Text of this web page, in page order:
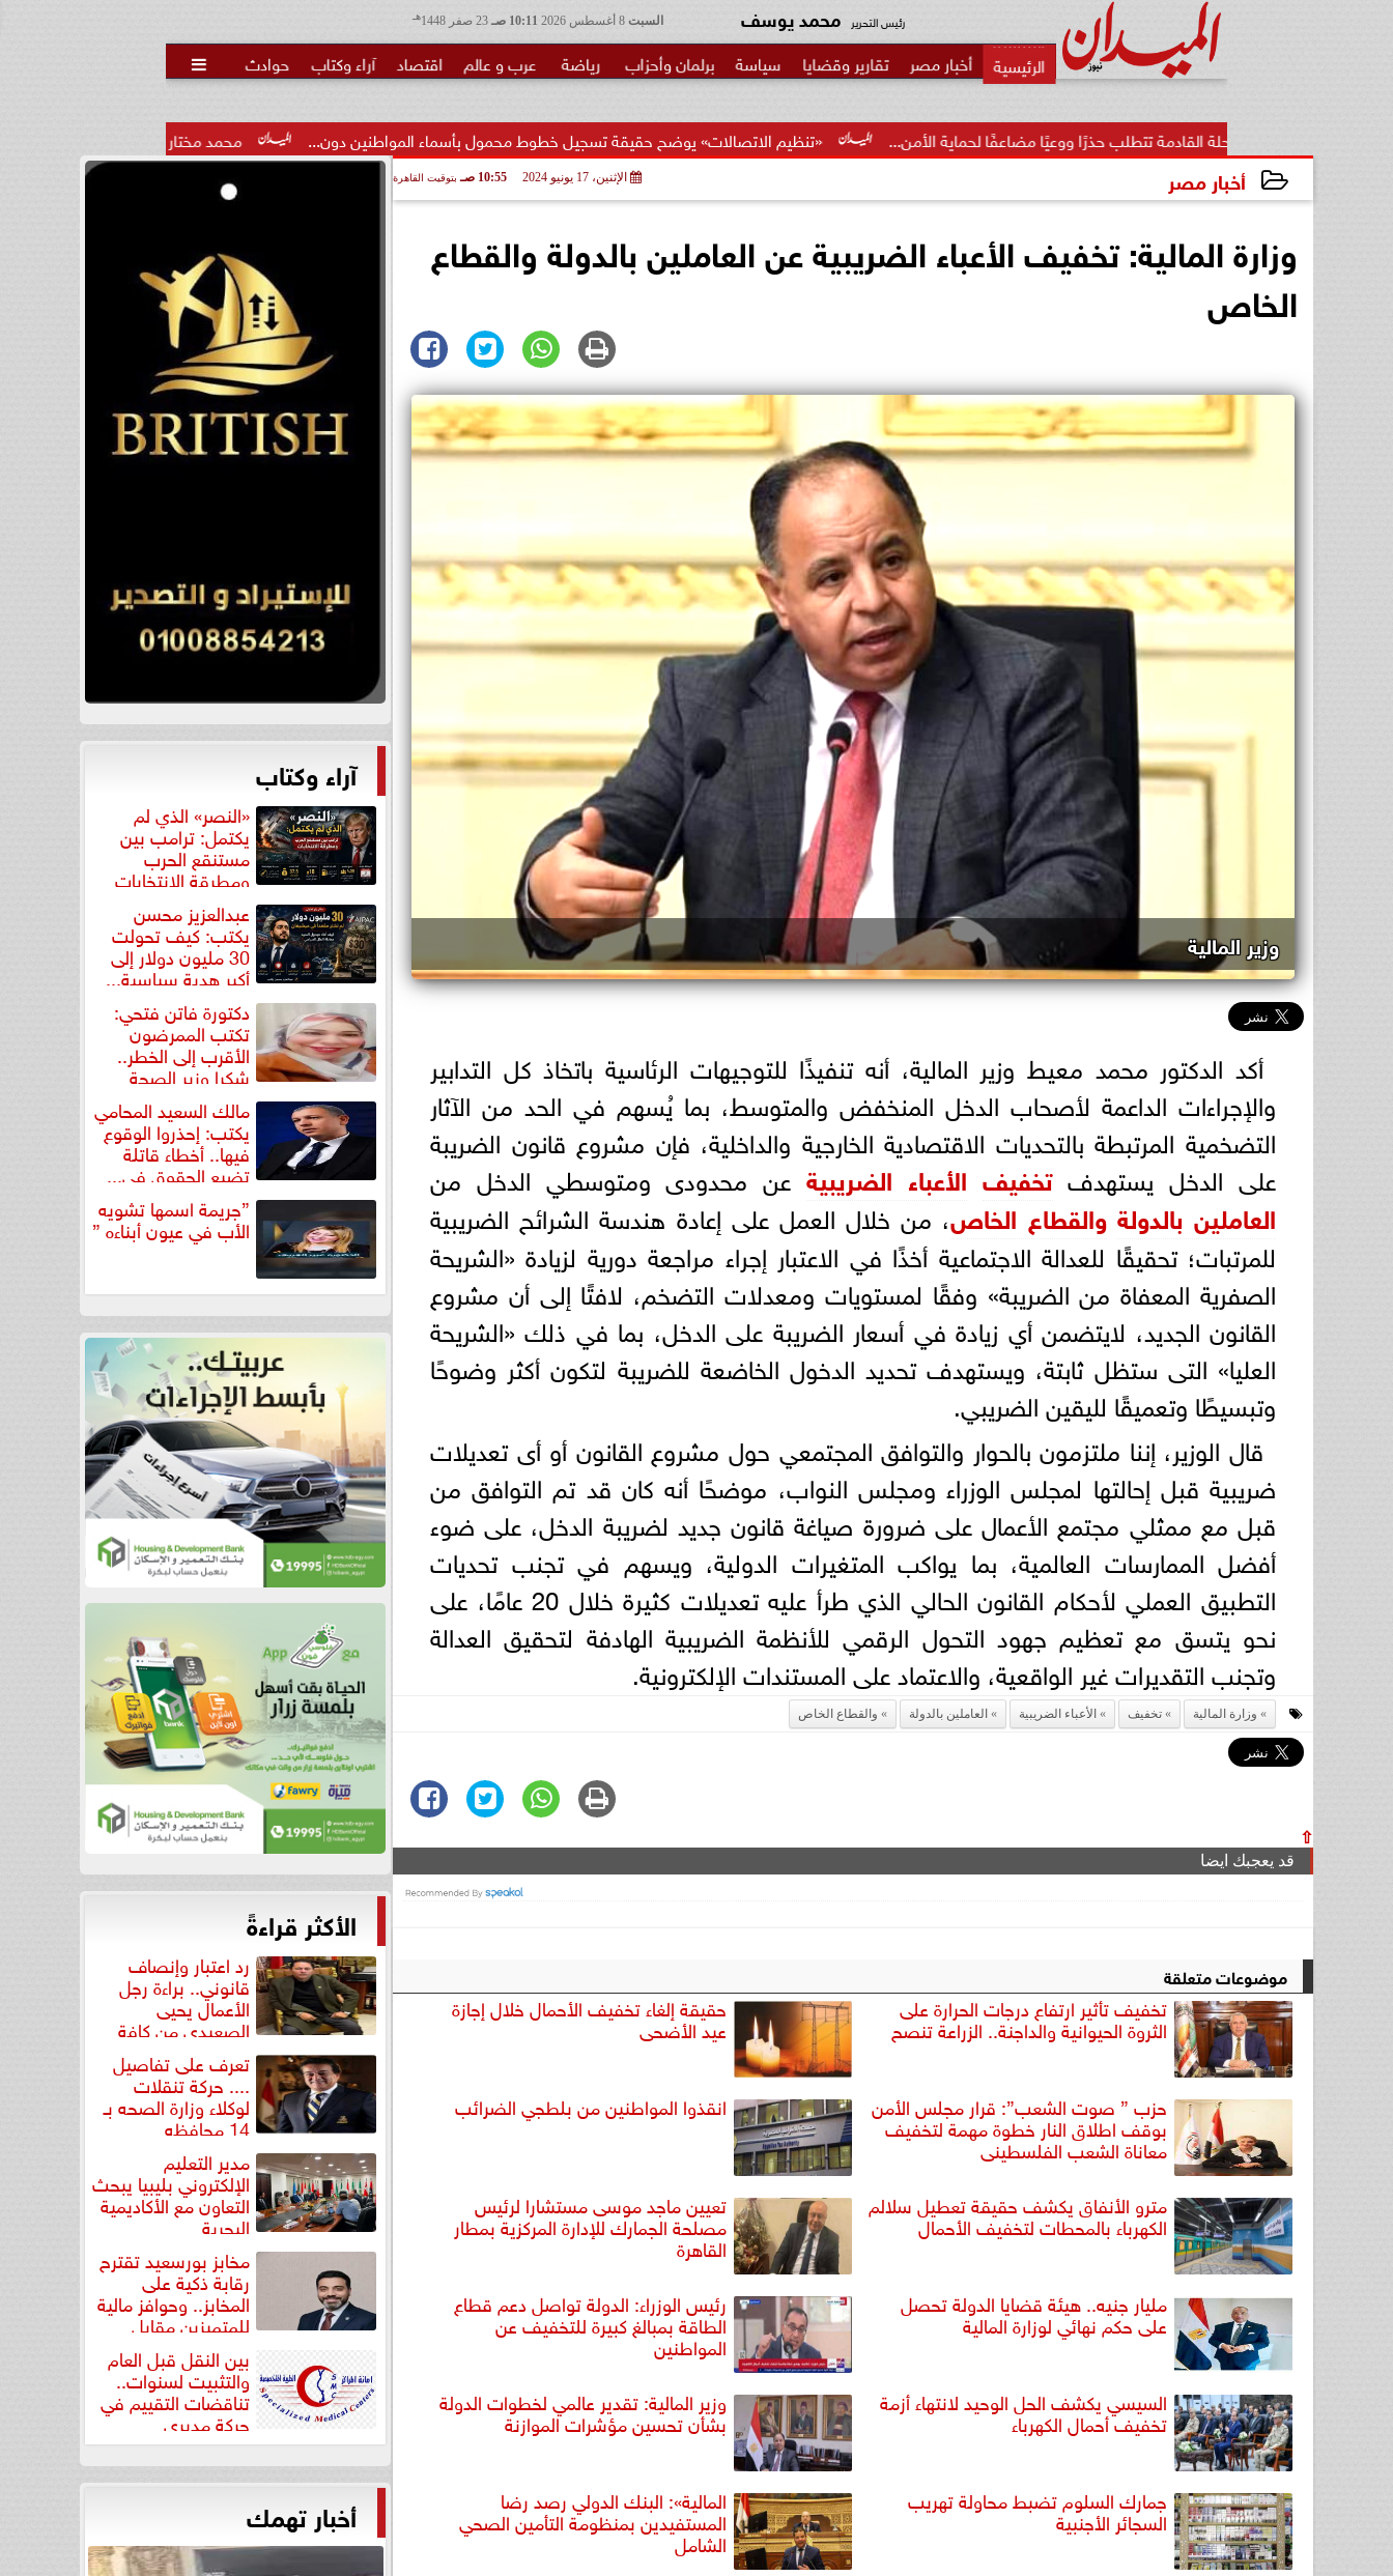
السبت 10:11 صـ هـ رئيس التحرير محمد يوسف
أخبار مصر تقارير وقضايا سياسة برلمان وأحزاب رياضة عرب و عالم اقتصاد آراء وكتاب حوادث 
محمد مختار جمعة: بدل البطالة يجب ألا يتحول لمنحة «تنظيم الاتصالات» يوضح حقيقة تسجيل خطوط محمول بأسماء المواطنين دون... المرحلة القادمة تتطلب حذرًا ووعيًا مضاعفًا لحماية الأمن...
أخبار مصر الإثنين، 17 يونيو 2024 10:55 صـ بتوقيت القاهرة
وزارة المالية: تخفيف الأعباء الضريبية عن العاملين بالدولة والقطاع
الخاص
وزير المالية
أكد الدكتور محمد معيط وزير المالية، أنه تنفيذًا للتوجيهات الرئاسية باتخاذ كل التدابير
والإجراءات الداعمة لأصحاب الدخل المنخفض والمتوسط، بما يُسهم في الحد من الآثار
التضخمية المرتبطة بالتحديات الاقتصادية الخارجية والداخلية، فإن مشروع قانون الضريبة
على الدخل يستهدفتخفيف الأعباء الضريبية عن محدودى ومتوسطي الدخل من
العاملين بالدولة والقطاع الخاص، من خلال العمل على إعادة هندسة الشرائح الضريبية
للمرتبات؛ تحقيقًا للعدالة الاجتماعية أخذًا في الاعتبار إجراء مراجعة دورية لزيادة «الشريحة
الصفرية المعفاة من الضريبة» وفقًا لمستويات ومعدلات التضخم، لافتًا إلى أن مشروع
القانون الجديد، لايتضمن أي زيادة في أسعار الضريبة على الدخل، بما في ذلك «الشريحة
العليا» التى ستظل ثابتة، ويستهدف تحديد الدخول الخاضعة للضريبة لتكون أكثر وضوحًا
وتبسيطًا وتعميقًا لليقين الضريبي.
قال الوزير، إننا ملتزمون بالحوار والتوافق المجتمعي حول مشروع القانون أو أى تعديلات
ضريبية قبل إحالتها لمجلس الوزراء ومجلس النواب، موضحًا أنه كان قد تم التوافق من
قبل مع ممثلي مجتمع الأعمال على ضرورة صياغة قانون جديد لضريبة الدخل، على ضوء
أفضل الممارسات العالمية، بما يواكب المتغيرات الدولية، ويسهم في تجنب تحديات
التطبيق العملي لأحكام القانون الحالي الذي طرأ عليه تعديلات كثيرة خلال 20 عامًا، على
نحو يتسق مع تعظيم جهود التحول الرقمي للأنظمة الضريبية الهادفة لتحقيق العدالة
وتجنب التقديرات غير الواقعية، والاعتماد على المستندات الإلكترونية.
وزارة المالية تخفيف الأعباء الضريبية العاملين بالدولة والقطاع الخاص
⇧
قد يعجبك ايضا
موضوعات متعلقة
تخفيف تأثير ارتفاع درجات الحرارة على
الثروة الحيوانية والداجنة.. الزراعة تنصح
حقيقة إلغاء تخفيف الأحمال خلال إجازة
عيد الأضحى
حزب ” صوت الشعب”: قرار مجلس الأمن
بوقف اطلاق النار خطوة مهمة لتخفيف
معاناة الشعب الفلسطينى
انقذوا المواطنين من بلطجي الضرائب
مترو الأنفاق يكشف حقيقة تعطيل سلالم
الكهرباء بالمحطات لتخفيف الأحمال
تعيين ماجد موسى مستشارا لرئيس
مصلحة الجمارك للإدارة المركزية بمطار
القاهرة
مليار جنيه.. هيئة قضايا الدولة تحصل
على حكم نهائي لوزارة المالية
رئيس الوزراء: الدولة تواصل دعم قطاع
الطاقة بمبالغ كبيرة للتخفيف عن
المواطنين
السيسي يكشف الحل الوحيد لانتهاء أزمة
تخفيف أحمال الكهرباء
وزير المالية: تقدير عالمي لخطوات الدولة
بشأن تحسين مؤشرات الموازنة
جمارك السلوم تضبط محاولة تهريب
السجائر الأجنبية
المالية»: البنك الدولي رصد رضا
المستفيدين بمنظومة التأمين الصحي
الشامل
آراء وكتاب
«النصر» الذي لم
يكتمل: ترامب بين
مستنقع الحرب
ومطرقة الانتخابات
عبدالعزيز محسن
يكتب: كيف تحولت
30 مليون دولار إلى
أكبر هدية سياسية...
دكتورة فاتن فتحي:
تكتب الممرضون
الأقرب إلى الخطر..
شكرا وزير الصحة
لتكريم... مالك السعيد المحامي
يكتب: إحذروا الوقوع
فيها.. أخطاء قاتلة
تضيع الحقوق في...
”جريمة اسمها تشويه
الأب في عيون أبناءه ”
الأكثر قراءةً
رد اعتبار وإنصاف
قانوني.. براءة رجل
الأعمال يحيى
الصعيدي من كافة
التهم... تعرف على تفاصيل
.... حركة تنقلات
لوكلاء وزارة الصحه بـ
14 محافظه
مدير التعليم
الإلكتروني بليبيا يبحث
التعاون مع الأكاديمية
البحرية
مخابز بورسعيد تقترح
رقابة ذكية على
المخابز.. وحوافز مالية
للمتميزين مقابل
بين النقل قبل العام
والتثبيت لسنوات..
تناقضات التقييم في
حركة مديري
”مستشفيات...
أخبار تهمك